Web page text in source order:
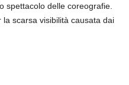
spettacolo delle coreografie.
scarsa visibilità causata dai